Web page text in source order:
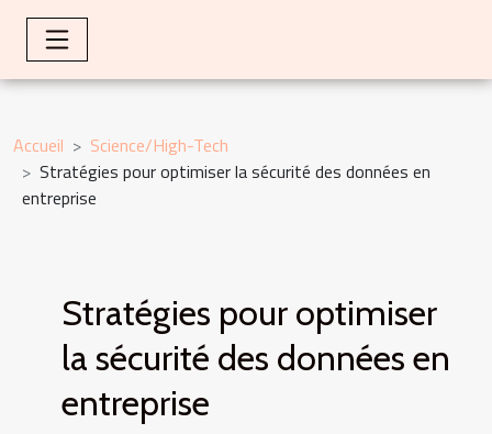
Accueil
Science/High-Tech
Stratégies pour optimiser la sécurité des données en
entreprise
Stratégies pour optimiser
la sécurité des données en
entreprise